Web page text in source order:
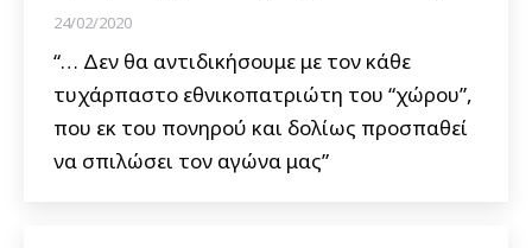
24/02/2020
“… Δεν θα αντιδικήσουμε με τον κάθε
τυχάρπαστο εθνικοπατριώτη του “χώρου”,
που εκ του πονηρού και δολίως προσπαθεί
να σπιλώσει τον αγώνα μας”